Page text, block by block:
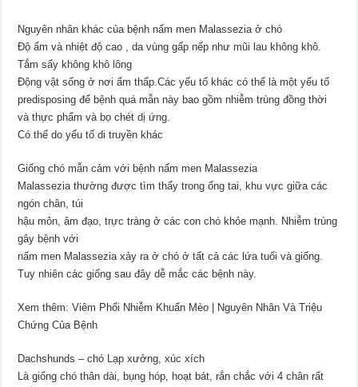
Nguyên nhân khác của bệnh nấm men Malassezia ở chó
Độ ẩm và nhiệt độ cao , da vùng gấp nếp như mũi lau không khô.
Tắm sấy không khô lông
Động vật sống ở nơi ẩm thấp.Các yếu tố khác có thể là một yếu tố
predisposing để bệnh quá mẫn này bao gồm nhiễm trùng đồng thời
và thực phẩm và bọ chét dị ứng.
Có thể do yếu tố di truyền khác
Giống chó mẫn cảm với bệnh nấm men Malassezia
Malassezia thường được tìm thấy trong ống tai, khu vực giữa các
ngón chân, túi
hậu môn, âm đạo, trực tràng ở các con chó khỏe mạnh. Nhiễm trùng
gây bệnh với
nấm men Malassezia xảy ra ở chó ở tất cả các lứa tuổi và giống.
Tuy nhiên các giống sau đây dễ mắc các bệnh này.
Xem thêm: Viêm Phổi Nhiễm Khuẩn Mèo | Nguyên Nhân Và Triệu
Chứng Của Bệnh
Dachshunds – chó Lạp xưởng, xúc xích
Là giống chó thân dài, bụng hóp, hoạt bát, rắn chắc với 4 chân rất